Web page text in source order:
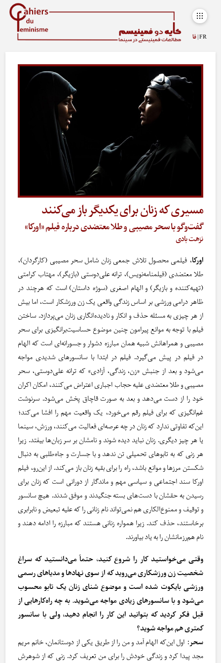
FR | فا
مسیری که زنان برای یکدیگر باز می‌کنند
گفت‌وگو با سحر مصیبی و طلا معتضدی درباره فیلم «اورکا»
نزهت بادی
اورکا، فیلمی محصول تلاش جمعی زنان شامل سحر مصیبی (کارگردان)،
طلا معتضدی (فیلمنامه‌نویس)، ترانه علی‌دوستی (بازیگر)، مهتاب کرامتی
(تهیه‌کننده و بازیگر) و الهام اصغری (سوژه داستان) است که هرچند در
ظاهر درامی ورزشی بر اساس زندگی واقعی یک زن ورزشکار است، اما بیش
از هر چیزی به مسئله حذف و انکار و نادیده‌‌انگاری زنان می‌پردازد. ساختن
فیلم با توجه به موانع پیرامون چنین موضوع حساسیت‌برانگیزی برای سحر
مصیبی و همراهانش شبیه همان مبارزه دشوار و جسورانه‌ای است که الهام
در فیلم در پیش می‌گیرد. فیلم در ابتدا با سانسورهای شدیدی مواجه
می‌شود و بعد از جنبش «زن، زندگی، آزادی» که ترانه علی‌دوستی، سحر
مصیبی و طلا معتضدی علیه حجاب اجباری اعتراض می‌کنند، امکان اکران
خود را از دست می‌دهد و بعد به صورت قاچاق پخش می‌شود‌. سرنوشت
غم‌انگیزی که برای فیلم رقم می‌خورد، یک واقعیت مهم را افشا می‌کند؛
این‌که تفاوتی ندارد که زنان در چه عرصه‌ای فعالیت می‌کنند، ورزش، سینما
یا هر چیز دیگری‌. زنان نباید دیده شوند و نامشان بر سر زبان‌ها بیفتد. زیرا
هر زنی که به تابوهای تحمیلی تن ندهد و با جسارت و جاه‌طلبی به دنبال
شکستن مرزها و موانع باشد، راه را برای بقیه زنان باز می‌کند. از این‌رو، فیلم
اورکا سند اجتماعی و سیاسی مهم و ماندگار از دورانی است که زنان برای
رسیدن به حقشان با دست‌های بسته جنگیدند و موفق شدند. هیچ سانسور
و توقیف و ممنوع‌الکاری هم نمی‌تواند نام زنانی را که علیه تبعیض و نابرابری
برخاستند، حذف کند. زیرا همواره زنانی هستند که مبارزه را ادامه دهند و
نام هم‌رزمانشان را به یاد بیاورند.
وقتی می‌خواستید کار را شروع کنید، حتماً می‌دانستید که سراغ
شخصیت زن ورزشکاری می‌روید که از سوی نهادها و مدیاهای رسمی
ورزشی بایکوت شده است و موضوع شنای زنان یک تابو محسوب
می‌شود و با سانسورهای زیادی مواجه می‌شوید. به چه راه‌کارهایی از
قبل فکر کردید که بتوانید این کار را انجام دهید، ولی با سانسور
کمتری هم مواجه شوید؟
سحر : اول این‌که الهام آمد و من را از طریق یکی از دوستانمان، خانم مریم
مجد پیدا کرد و زندگی خودش را برای من تعریف کرد. زنی که از شوهرش